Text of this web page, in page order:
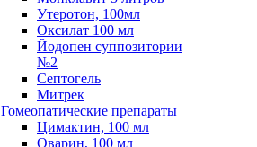
Утеротон, 100мл
Оксилат 100 мл
Йодопен суппозитории
№2
Септогель
Митрек
Гомеопатические препараты
Цимактин, 100 мл
Оварин, 100 мл